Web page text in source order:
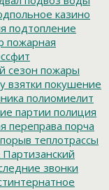
казино
подтопление
пожарная
сезон пожары
взятки покушение
полиомиелит
партии полиция
переправа порча
порыв теплотрассы
Партизанский
звонки